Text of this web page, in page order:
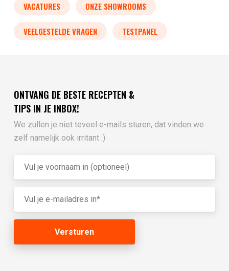
VACATURES ONZE SHOWROOMS
VEELGESTELDE VRAGEN TESTPANEL
ONTVANG DE BESTE RECEPTEN &
TIPS IN JE INBOX!
We zullen je niet teveel e-mails sturen, dat vinden we
zelf namelijk ook irritant :)